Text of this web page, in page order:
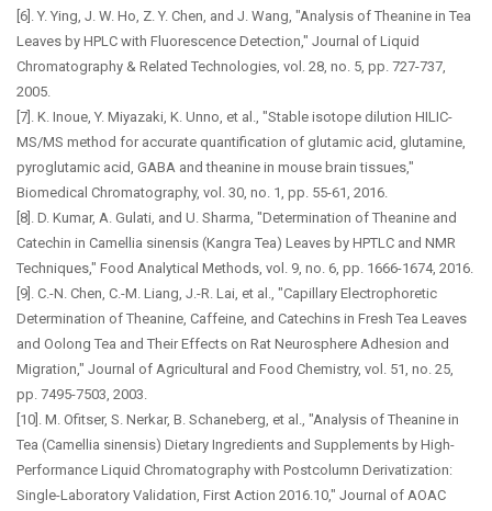
[6]. Y. Ying, J. W. Ho, Z. Y. Chen, and J. Wang, "Analysis of Theanine in Tea
Leaves by HPLC with Fluorescence Detection," Journal of Liquid
Chromatography & Related Technologies, vol. 28, no. 5, pp. 727-737,
2005.
[7]. K. Inoue, Y. Miyazaki, K. Unno, et al., "Stable isotope dilution HILIC-
MS/MS method for accurate quantification of glutamic acid, glutamine,
pyroglutamic acid, GABA and theanine in mouse brain tissues,"
Biomedical Chromatography, vol. 30, no. 1, pp. 55-61, 2016.
[8]. D. Kumar, A. Gulati, and U. Sharma, "Determination of Theanine and
Catechin in Camellia sinensis (Kangra Tea) Leaves by HPTLC and NMR
Techniques," Food Analytical Methods, vol. 9, no. 6, pp. 1666-1674, 2016.
[9]. C.-N. Chen, C.-M. Liang, J.-R. Lai, et al., "Capillary Electrophoretic
Determination of Theanine, Caffeine, and Catechins in Fresh Tea Leaves
and Oolong Tea and Their Effects on Rat Neurosphere Adhesion and
Migration," Journal of Agricultural and Food Chemistry, vol. 51, no. 25,
pp. 7495-7503, 2003.
[10]. M. Ofitser, S. Nerkar, B. Schaneberg, et al., "Analysis of Theanine in
Tea (Camellia sinensis) Dietary Ingredients and Supplements by High-
Performance Liquid Chromatography with Postcolumn Derivatization:
Single-Laboratory Validation, First Action 2016.10," Journal of AOAC